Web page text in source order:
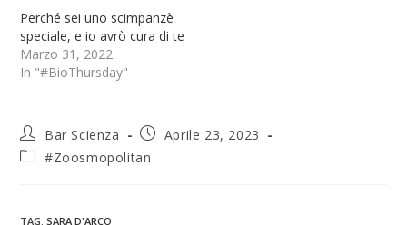
Perché sei uno scimpanzè
speciale, e io avrò cura di te
Marzo 31, 2022
In "#BioThursday"
Bar Scienza
Aprile 23, 2023
#Zoosmopolitan
TAG:SARA D'ARCO